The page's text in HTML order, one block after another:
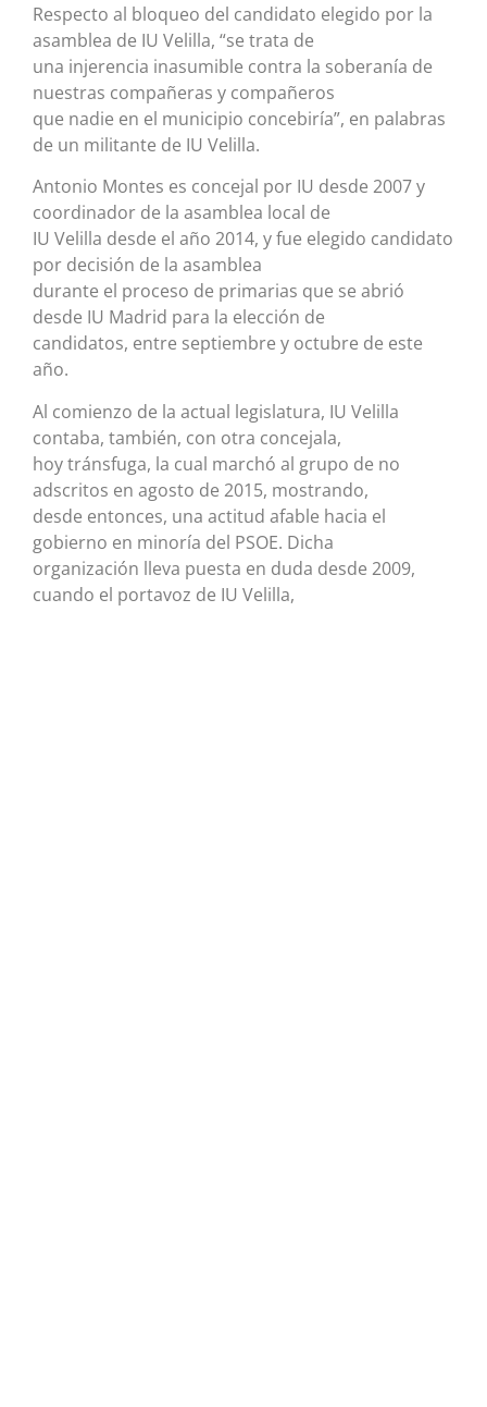
Respecto al bloqueo del candidato elegido por la
asamblea de IU Velilla, “se trata de
una injerencia inasumible contra la soberanía de
nuestras compañeras y compañeros
que nadie en el municipio concebiría”, en palabras
de un militante de IU Velilla.
Antonio Montes es concejal por IU desde 2007 y
coordinador de la asamblea local de
IU Velilla desde el año 2014, y fue elegido candidato
por decisión de la asamblea
durante el proceso de primarias que se abrió
desde IU Madrid para la elección de
candidatos, entre septiembre y octubre de este
año.
Al comienzo de la actual legislatura, IU Velilla
contaba, también, con otra concejala,
hoy tránsfuga, la cual marchó al grupo de no
adscritos en agosto de 2015, mostrando,
desde entonces, una actitud afable hacia el
gobierno en minoría del PSOE. Dicha
organización lleva puesta en duda desde 2009,
cuando el portavoz de IU Velilla,